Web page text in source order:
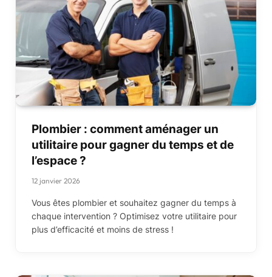
Plombier : comment aménager un
utilitaire pour gagner du temps et de
l’espace ?
12 janvier 2026
Vous êtes plombier et souhaitez gagner du temps à
chaque intervention ? Optimisez votre utilitaire pour
plus d’efficacité et moins de stress !